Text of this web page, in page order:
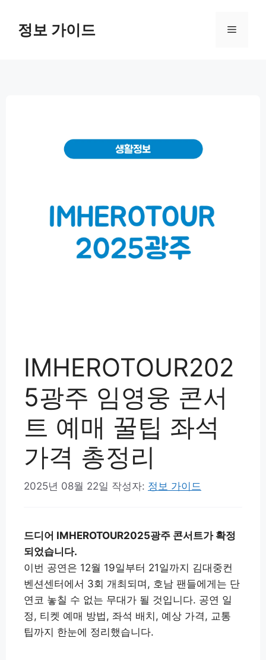
정보 가이드 메
IMHEROTOUR202
5광주 임영웅 콘서
트 예매 꿀팁 좌석
가격 총정리
2025년 08월 22일 작성자: 정보 가이드
드디어 IMHEROTOUR2025광주 콘서트가 확정
되었습니다.
이번 공연은 12월 19일부터 21일까지 김대중컨
벤션센터에서 3회 개최되며, 호남 팬들에게는 단
연코 놓칠 수 없는 무대가 될 것입니다. 공연 일
정, 티켓 예매 방법, 좌석 배치, 예상 가격, 교통
팁까지 한눈에 정리했습니다.